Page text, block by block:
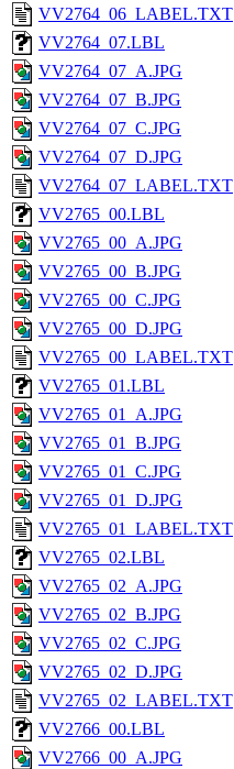
VV2764_06_LABEL.TXT
VV2764_07.LBL
VV2764_07_A.JPG
VV2764_07_B.JPG
VV2764_07_C.JPG
VV2764_07_D.JPG
VV2764_07_LABEL.TXT
VV2765_00.LBL
VV2765_00_A.JPG
VV2765_00_B.JPG
VV2765_00_C.JPG
VV2765_00_D.JPG
VV2765_00_LABEL.TXT
VV2765_01.LBL
VV2765_01_A.JPG
VV2765_01_B.JPG
VV2765_01_C.JPG
VV2765_01_D.JPG
VV2765_01_LABEL.TXT
VV2765_02.LBL
VV2765_02_A.JPG
VV2765_02_B.JPG
VV2765_02_C.JPG
VV2765_02_D.JPG
VV2765_02_LABEL.TXT
VV2766_00.LBL
VV2766_00_A.JPG